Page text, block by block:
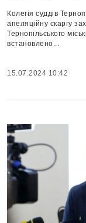
Колегія суддів
апеляційну скаргу
Тернопільського
встановлено...
15.07.2024 10:42